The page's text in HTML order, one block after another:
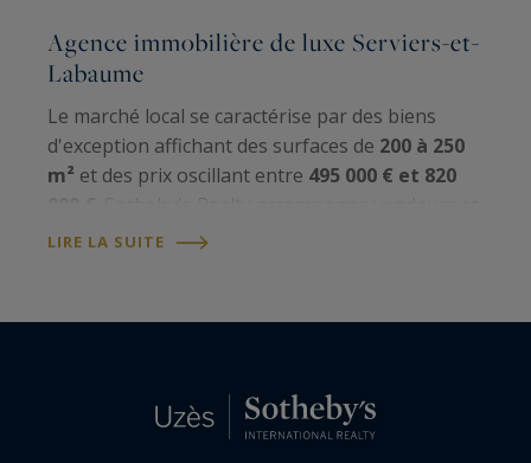
Agence immobilière de luxe Serviers-et-
Labaume
Le marché local se caractérise par des biens
d'exception affichant des surfaces de 200 à 250
m² et des prix oscillant entre 495 000 € et 820
acheteurs dans leurs projets immobiliers haut de
LIRE LA SUITE